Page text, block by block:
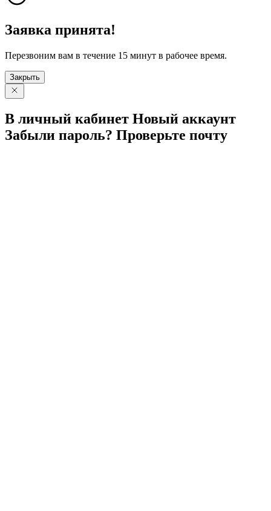
Заявка принята!
Перезвоним вам в течение 15 минут в рабочее время.
Закрыть
В личный кабинет Новый аккаунт
Забыли пароль? Проверьте почту